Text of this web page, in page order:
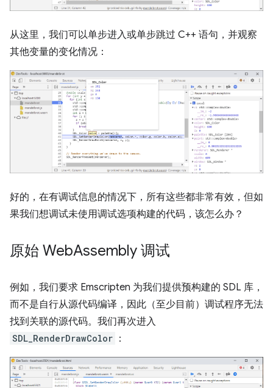
从这里，我们可以单步进入或单步跳过 C++ 语句，并观察
其他变量的变化情况：
好的，在有调试信息的情况下，所有这些都非常有效，但如
果我们想调试未使用调试选项构建的代码，该怎么办？
原始 WebAssembly 调试
例如，我们要求 Emscripten 为我们提供预构建的 SDL 库，
而不是自行从源代码编译，因此（至少目前）调试程序无法
找到关联的源代码。我们再次进入
SDL_RenderDrawColor ：